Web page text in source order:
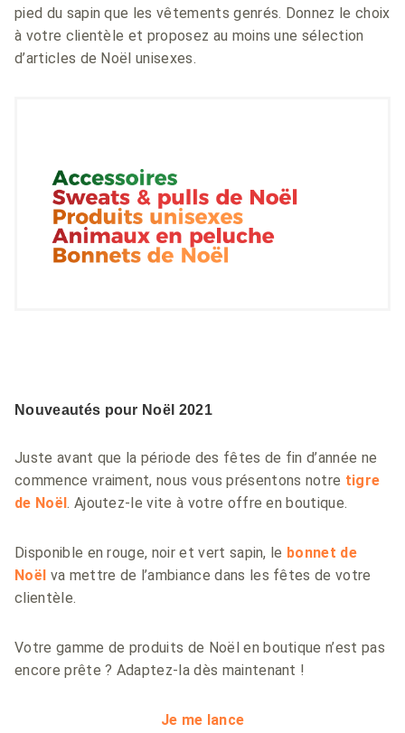
pied du sapin que les vêtements genrés. Donnez le choix
à votre clientèle et proposez au moins une sélection
d’articles de Noël unisexes.
Nouveautés pour Noël 2021
Juste avant que la période des fêtes de fin d’année ne
commence vraiment, nous vous présentons notre tigre
de Noël. Ajoutez-le vite à votre offre en boutique.
Disponible en rouge, noir et vert sapin, le bonnet de
Noël va mettre de l’ambiance dans les fêtes de votre
clientèle.
Votre gamme de produits de Noël en boutique n’est pas
encore prête ? Adaptez-la dès maintenant !
Je me lance